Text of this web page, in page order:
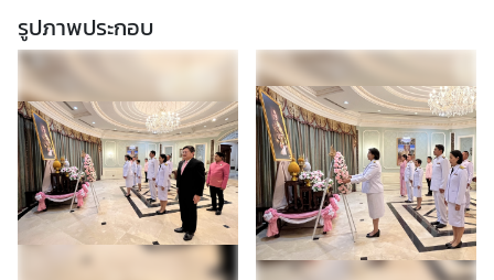
ร
า
ช
ทู
ต
ฯ
รูปภาพประกอบ